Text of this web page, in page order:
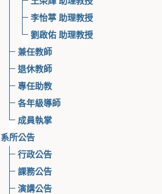
李怡葶 助理教授
劉啟佑 助理教授
兼任教師
退休教師
專任助教
各年級導師
成員執掌
系所公告
行政公告
課務公告
演講公告